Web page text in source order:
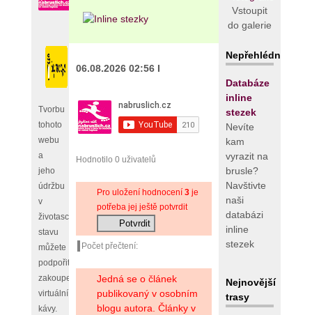
Tvorbu
tohoto
webu
a
jeho
údržbu
v
životaschopném
stavu
můžete
podpořit
zakoupením
virtuální
kávy.
06.08.2026 02:56 I
Hodnotilo 0 uživatelů
Pro uložení hodnocení 3je
potřeba jej ještě potvrdit
Počet přečtení:
Jedná se o článek
publikovaný v osobním
blogu autora. Články v
Vstoupit
do galerie
Nepřehlédněte!
Databáze
inline
stezek
Nevíte
kam
vyrazit na
brusle?
Navštivte
naši
databázi
inline
stezek
Nejnovější
trasy